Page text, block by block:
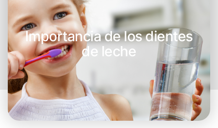
Importancia de los dientes
de leche